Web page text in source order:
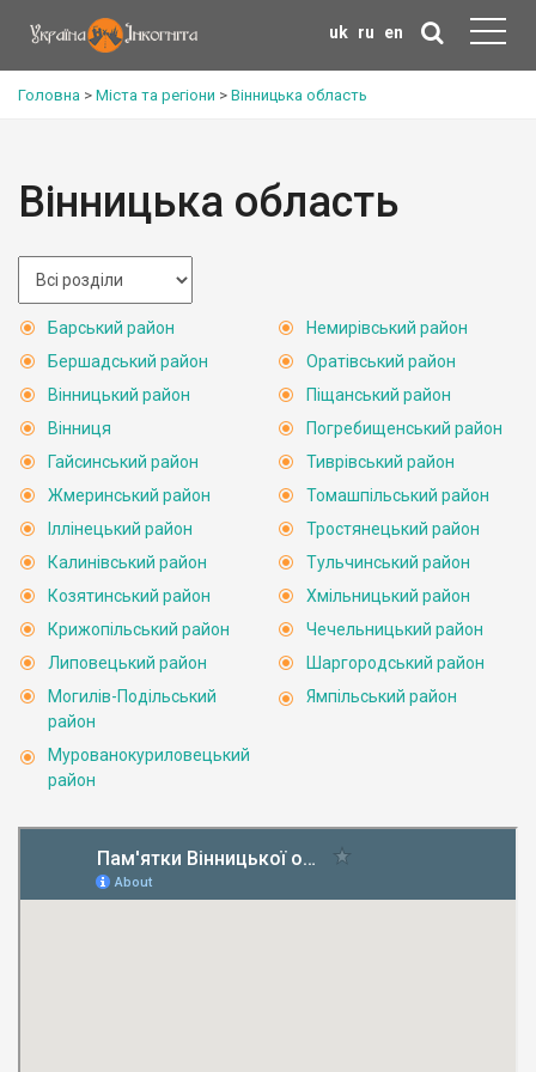
uk ru en
Головна > Міста та регіони > Вінницька область
Вінницька область
Барський район
Бершадський район
Вінницький район
Вінниця
Гайсинський район
Жмеринський район
Іллінецький район
Калинівський район
Козятинський район
Крижопільський район
Липовецький район
Могилів-Подільський
район
Мурованокуриловецький
район
Немирівський район
Оратівський район
Піщанський район
Погребищенський район
Тиврівський район
Томашпільський район
Тростянецький район
Тульчинський район
Хмільницький район
Чечельницький район
Шаргородський район
Ямпільський район